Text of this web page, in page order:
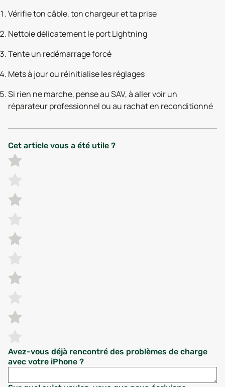
Vérifie ton câble, ton chargeur et ta prise
Nettoie délicatement le port Lightning
Tente un redémarrage forcé
Mets à jour ou réinitialise les réglages
Si rien ne marche, pense au SAV, à aller voir un
réparateur professionnel ou au rachat en reconditionné
Cet article vous a été utile ?
Avez-vous déjà rencontré des problèmes de charge
avec votre iPhone ?